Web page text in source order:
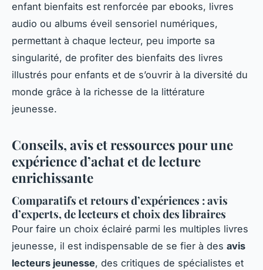
enfant bienfaits est renforcée par ebooks, livres
audio ou albums éveil sensoriel numériques,
permettant à chaque lecteur, peu importe sa
singularité, de profiter des bienfaits des livres
illustrés pour enfants et de s’ouvrir à la diversité du
monde grâce à la richesse de la littérature
jeunesse.
Conseils, avis et ressources pour une
expérience d’achat et de lecture
enrichissante
Comparatifs et retours d’expériences : avis
d’experts, de lecteurs et choix des libraires
Pour faire un choix éclairé parmi les multiples livres
jeunesse, il est indispensable de se fier à des avis
lecteurs jeunesse, des critiques de spécialistes et